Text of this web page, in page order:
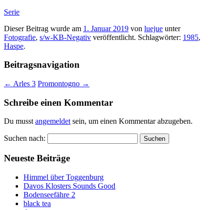
Serie
Dieser Beitrag wurde am 1. Januar 2019 von luejue unter
Fotografie, s/w-KB-Negativ veröffentlicht. Schlagwörter: 1985,
Haspe.
Beitragsnavigation
← Arles 3 Promontogno →
Schreibe einen Kommentar
Du musstangemeldetsein, um einen Kommentar abzugeben.
Suchen nach:
Neueste Beiträge
Himmel über Toggenburg
Davos Klosters Sounds Good
Bodenseefähre 2
black tea